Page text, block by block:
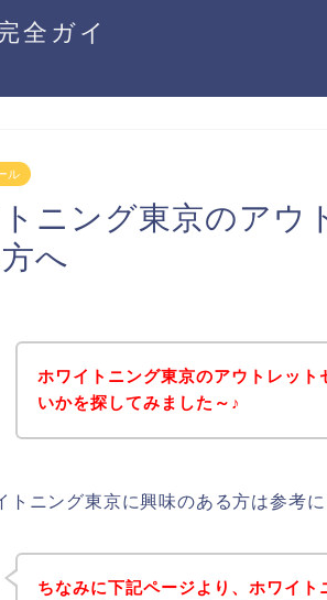
全ガイ
ル
ニング東京のアウ
へ
ホワイトニング東京のアウトレット
いかを探してみました～♪
トニング東京に興味のある方は参考
ちなみに下記ページより、ホワイ